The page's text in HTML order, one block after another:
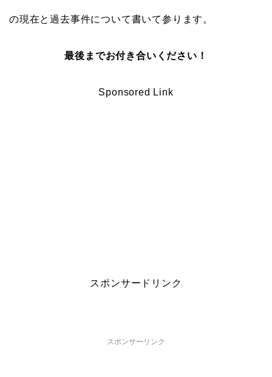
の現在と過去事件について書いて参ります。
最後までお付き合いください！
Sponsored Link
スポンサードリンク
スポンサーリンク